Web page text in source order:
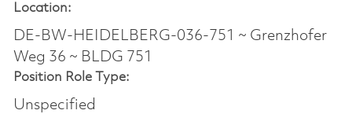
Location:
DE-BW-HEIDELBERG-036-751 ~ Grenzhofer
Weg 36 ~ BLDG 751
Position Role Type:
Unspecified